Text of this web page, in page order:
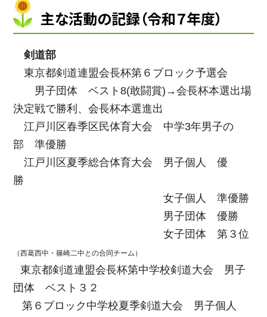
主な活動の記録（令和７年度）
剣道部
東京都剣道連盟会長杯第６ブロック予選会
男子団体ベスト8(敢闘賞)→会長杯本選出場
決定戦で勝利、会長杯本選進出
江戸川区春季区民体育大会 中学3年男子の
部 準優勝
江戸川区夏季総合体育大会 男子個人 優
勝
女子個人 準優勝
男子団体 優勝
女子団体 第３位
（西葛西中・篠崎二中との合同チーム）
東京都剣道連盟会長杯第中学校剣道大会 男子
団体 ベスト３２
第６ブロック中学校夏季剣道大会 男子個人